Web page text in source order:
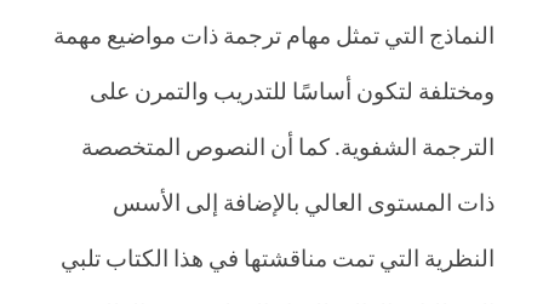
النماذج التي تمثل مهام ترجمة ذات مواضيع مهمة
ومختلفة لتكون أساسًا للتدريب والتمرن على
الترجمة الشفوية. كما أن النصوص المتخصصة
ذات المستوى العالي بالإضافة إلى الأسس
النظرية التي تمت مناقشتها في هذا الكتاب تلبي